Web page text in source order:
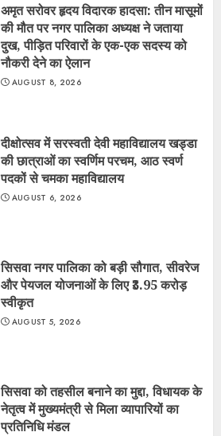
अमृत सरोवर हृदय विदारक हादसा: तीन मासूमों
की मौत पर नगर पालिका अध्यक्ष ने जताया
दुख, पीड़ित परिवारों के एक-एक सदस्य को
नौकरी देने का ऐलान
AUGUST 8, 2026
दीक्षोत्सव में सरस्वती देवी महाविद्यालय खड्डा
की छात्राओं का स्वर्णिम परचम, आठ स्वर्ण
पदकों से चमका महाविद्यालय
AUGUST 6, 2026
सिसवा नगर पालिका को बड़ी सौगात, सीवरेज
और पेयजल योजनाओं के लिए ₹3.95 करोड़
स्वीकृत
AUGUST 5, 2026
सिसवा को तहसील बनाने का मुद्दा, विधायक के
नेतृत्व में मुख्यमंत्री से मिला व्यापारियों का
प्रतिनिधि मंडल